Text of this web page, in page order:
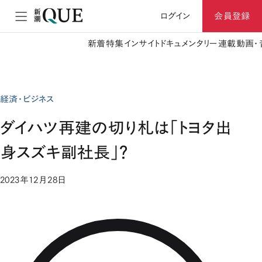
ログイン 会員登録
新着特集 インサイト ドキュメンタリー 連載動画
経済・ビジネス
ダイハツ再建の切り札は「トヨタ出
身スズキ副社長」？
2023年12月28日